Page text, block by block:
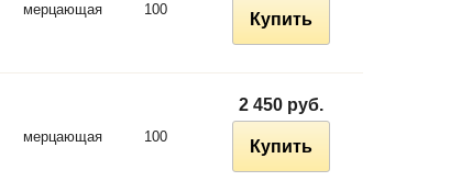
мерцающая 100
Купить
мерцающая 100
2 450 руб.
Купить